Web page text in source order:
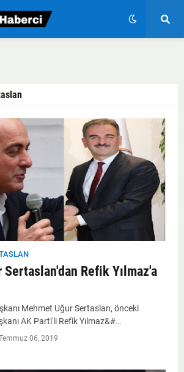
Refik Yılmaz'a
Mehmet Uğur Sertaslan, önceki
AK Parti'li Refik Yılmaz&#…
06, 2019